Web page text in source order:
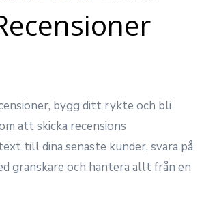
bygg ditt rykte och bli
att skicka recensions
till dina senaste kunder, svara på
granskare och hantera allt från en